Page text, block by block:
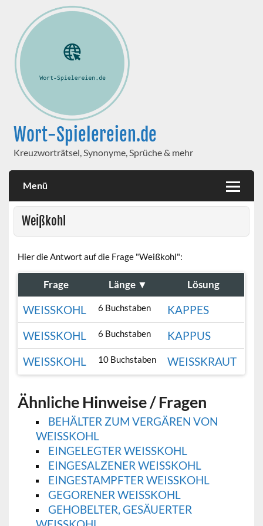
Wort-Spielereien.de
Kreuzworträtsel, Synonyme, Sprüche & mehr
Menü
Weißkohl
Hier die Antwort auf die Frage "Weißkohl":
Frage Länge ▼ Lösung
WEISSKOHL 6 Buchstaben
KAPPES
WEISSKOHL
6 Buchstaben
KAPPUS
WEISSKOHL
10 Buchstaben WEISSKRAUT
Ähnliche Hinweise / Fragen
BEHÄLTER ZUM VERGÄREN VON
WEISSKOHL
EINGELEGTER WEISSKOHL
EINGESALZENER WEISSKOHL
EINGESTAMPFTER WEISSKOHL
GEGORENER WEISSKOHL
GEHOBELTER, GESÄUERTER